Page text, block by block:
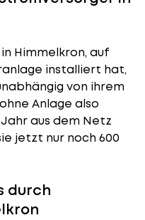
Himmelkron, auf
installiert hat,
von ihrem
Anlage also
aus dem Netz
jetzt nur noch 600
durch